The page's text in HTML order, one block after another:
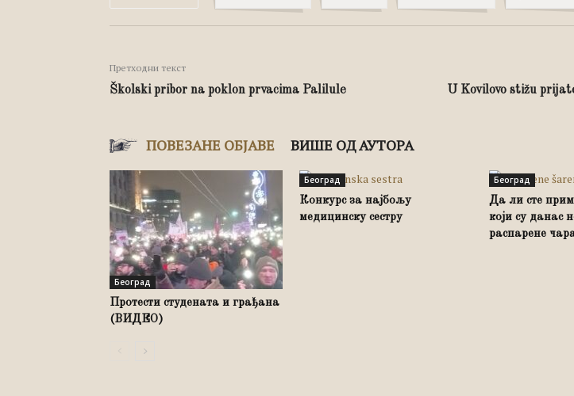
Претходни текст
Školski pribor na poklon prvacima Palilule U Kovilovo stižu
ПОВЕЗАНЕ ОБЈАВЕ ВИШЕ ОД АУТОРА
Београд
Протести студената и грађана
(ВИДЕО)
Београд
Конкурс за најбољу
медицинску сестру
Београд
Да ли сте
који су данас
распарене